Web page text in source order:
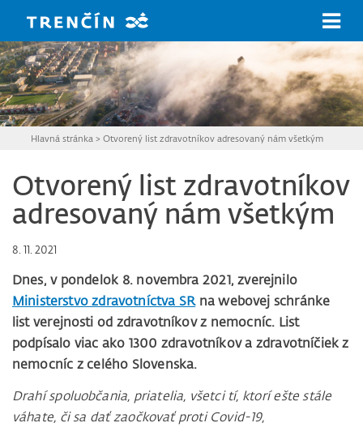
Hlavná stránka > Otvorený list zdravotníkov adresovaný nám všetkým
Otvorený list zdravotníkov
adresovaný nám všetkým
8. 11. 2021
Dnes, v pondelok 8. novembra 2021, zverejnilo
Ministerstvo zdravotníctva SRna webovej schránke
list verejnosti od zdravotníkov z nemocníc. List
podpísalo viac ako 1300 zdravotníkov a zdravotníčiek z
nemocníc z celého Slovenska.
Drahí spoluobčania, priatelia, všetci tí, ktorí ešte stále
váhate, či sa dať zaočkovať proti Covid-19,